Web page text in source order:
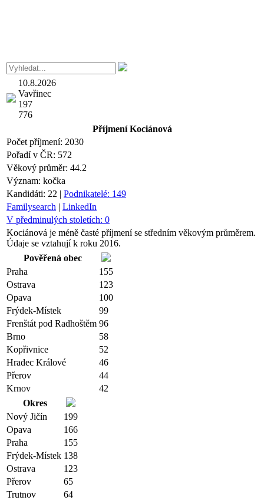
10.8.2026
Vavřinec
197
776
PříjmeníKociánová
Počet příjmení: 2030
Pořadí v ČR: 572
Věkový průměr: 44.2
Význam: kočka
Kandidáti: 22 | Podnikatelé: 149
Familysearch | LinkedIn
V předminulých stoletích: 0
Kociánová je méně časté příjmení se středním věkovým průměrem.
Údaje se vztahují k roku 2016.
Pověřená obec
Praha
155
Ostrava
123
Opava
100
Frýdek-Místek
99
Frenštát pod Radhoštěm 96
Brno
58
Kopřivnice
52
Hradec Králové
46
Přerov
44
Krnov
42
Okres
Nový Jičín
199
Opava
166
Praha
155
Frýdek-Místek 138
Ostrava
123
Přerov
65
Trutnov
64